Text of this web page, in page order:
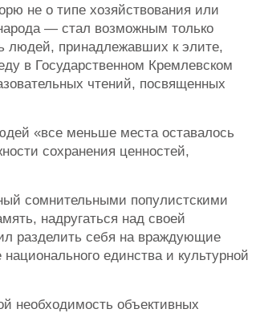
не о типе хозяйствования или
— стал возможным только
людей, принадлежавших к элите,
в Государственном Кремлевском
чтений, посвященных
«все меньше места оставалось
сохранения ценностей,
сомнительными популистскими
надругаться над своей
разделить себя на враждующие
единства и культурной
необходимость объективных